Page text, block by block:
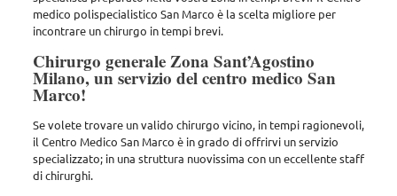
medico polispecialistico San Marco è la scelta migliore per
incontrare un chirurgo in tempi brevi.
Chirurgo generale Zona Sant’Agostino
Milano, un servizio del centro medico San
Marco!
Se volete trovare un valido chirurgo vicino, in tempi ragionevoli,
il Centro Medico San Marco è in grado di offrirvi un servizio
specializzato; in una struttura nuovissima con un eccellente staff
di chirurghi.